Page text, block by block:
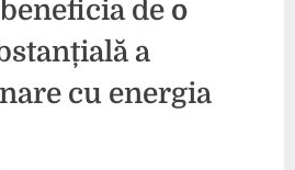
de o
a
cu energia